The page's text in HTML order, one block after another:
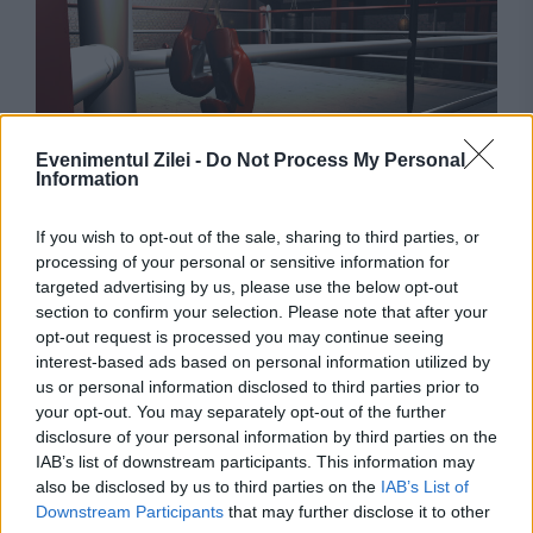
Evenimentul Zilei - Do Not Process My Personal
Information
If you wish to opt-out of the sale, sharing to third parties, or
processing of your personal or sensitive information for
targeted advertising by us, please use the below opt-out
section to confirm your selection. Please note that after your
opt-out request is processed you may continue seeing
interest-based ads based on personal information utilized by
us or personal information disclosed to third parties prior to
your opt-out. You may separately opt-out of the further
disclosure of your personal information by third parties on the
IAB’s list of downstream participants. This information may
also be disclosed by us to third parties on the IAB’s List of
Downstream Participants that may further disclose it to other
Petrică Paraschiv, primul român campion
mondial la box profesionist, a ajuns din nou
după gratii. Ce pedeapsă execută